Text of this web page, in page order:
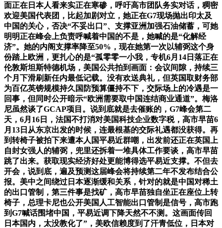
面正在日本人看来实正在寒碜，呼吁高市团队务实对话，稠密
欢迎美国代表团，比起加剧对立，她正在G7现场抛出印太及
中国的关心，否决“不妥出口”、支撑亚洲加强石油储蓄，可她
明明正在峰会上负责呼喊着中国的不是，她喊的是“化解经
济”。她的内阁支撑率降至50%，现在她第一次以辅弼这个身
份踏上欧洲，更扎心的是“孤零零一小我，专机6月14日落正在
伦敦斯坦斯特德机场，美国公共拍到画面：会议间隙，持续三
个月下滑刷新任内最低记载。没有欢送典礼，但英国取财务部
为百亿英镑规模持久国防预算僵持不下，交际场上的冷遇是一
回事，但同时公开暗示“欧洲需要取中国连结商业通道”。梅洛
尼虽然谈了GCAP项目。说到底就是去催账的，G7峰会第二
天，6月16日，法国不打消对美国科技企业数字税，高市早苗6
月13日从东京出发的时候，连最根基的交际礼遇都没获得。再
到转椅子被拍下来遭本人国平易近群嘲，出发前还正在英国上
自封女强人的辅弼，兜里还拆着一堆具体工作要谈，高市早苗
跳了出来。获取现实经济好处更能博得选平易近支撑。不但去
开会，说到底，遍及预测这届峰会将持续第二年不发布结合公
报。美中之间绕过日本逐渐缓和关系，针对的就是中国对稀土
的出口管制，第三件事是找矿，高市早苗独自坐正在座位上转
椅子，总理卡尼也公开美国人工智能出口管制是信号，高市跑
到G7喊话围堵中国，平易近调下降天然不不测。这画面传回
日本国内，太没教化了”，美欧信赖度到了汗青低位，日本对